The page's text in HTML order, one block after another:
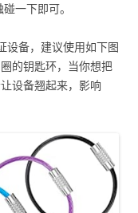
一下即可。
设备，建议使用如下图
的钥匙环，当你想把
设备翘起来，影响